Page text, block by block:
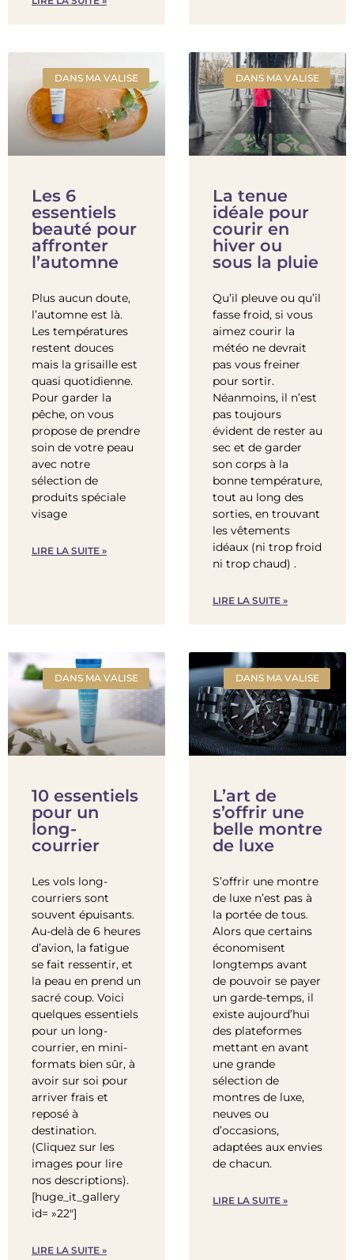
DANS MA VALISE
Les 6
essentiels
beauté pour
affronter
l’automne
Plus aucun doute,
l’automne est là.
Les températures
restent douces
mais la grisaille est
quasi quotidienne.
Pour garder la
pêche, on vous
propose de prendre
soin de votre peau
avec notre
sélection de
produits spéciale
visage
LIRE LA SUITE »
DANS MA VALISE
La tenue
idéale pour
courir en
hiver ou
sous la pluie
Qu’il pleuve ou qu’il
fasse froid, si vous
aimez courir la
météo ne devrait
pas vous freiner
pour sortir.
Néanmoins, il n’est
pas toujours
évident de rester au
sec et de garder
son corps à la
bonne température,
tout au long des
sorties, en trouvant
les vêtements
idéaux (ni trop froid
ni trop chaud) .
LIRE LA SUITE »
DANS MA VALISE
10 essentiels
pour un
long-
courrier
Les vols long-
courriers sont
souvent épuisants.
Au-delà de 6 heures
d’avion, la fatigue
se fait ressentir, et
la peau en prend un
sacré coup. Voici
quelques essentiels
pour un long-
courrier, en mini-
formats bien sûr, à
avoir sur soi pour
arriver frais et
reposé à
destination.
(Cliquez sur les
images pour lire
nos descriptions).
[huge_it_gallery
id= »22″]
LIRE LA SUITE »
DANS MA VALISE
L’art de
s’offrir une
belle montre
de luxe
S’offrir une montre
de luxe n’est pas à
la portée de tous.
Alors que certains
économisent
longtemps avant
de pouvoir se payer
un garde-temps, il
existe aujourd’hui
des plateformes
mettant en avant
une grande
sélection de
montres de luxe,
neuves ou
d’occasions,
adaptées aux envies
de chacun.
LIRE LA SUITE »